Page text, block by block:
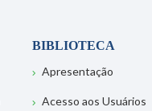
BIBLIOTECA
Apresentação
Acesso aos Usuários